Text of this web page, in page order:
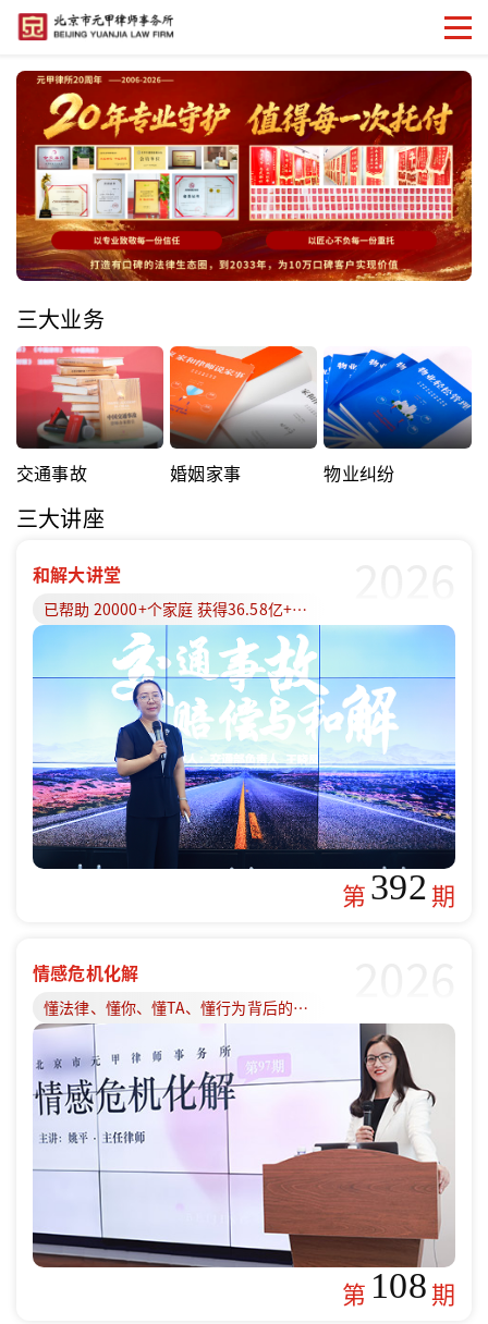
三大业务
交通事故 婚姻家事 物业纠纷
三大讲座
和解大讲堂
已帮助 20000+个家庭 获得36.58亿+赔偿款
第392期
情感危机化解
懂法律、懂你、懂TA、懂行为背后的原因
第 108期